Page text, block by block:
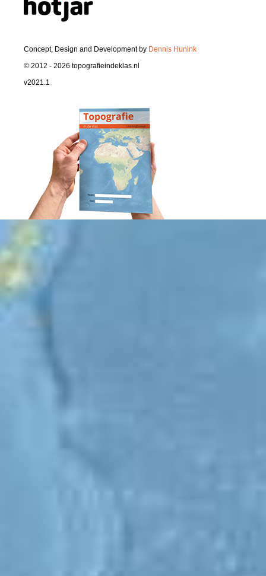
Concept, Design and Development by Dennis Hunink
© 2012 - 2026 topografieindeklas.nl
v2021.1